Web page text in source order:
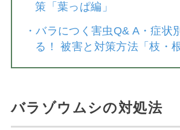
策「葉っぱ編」
・バラにつく害虫Q& A・症状
る！ 被害と対策方法「枝・
バラゾウムシの対処法